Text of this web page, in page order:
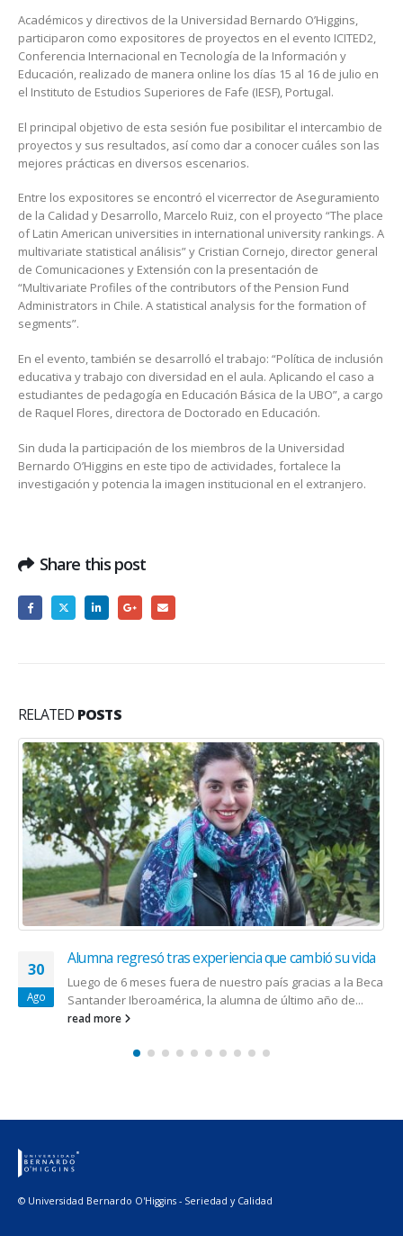
Académicos y directivos de la Universidad Bernardo O’Higgins,
participaron como expositores de proyectos en el evento ICITED2,
Conferencia Internacional en Tecnología de la Información y
Educación, realizado de manera online los días 15 al 16 de julio en
el Instituto de Estudios Superiores de Fafe (IESF), Portugal.
El principal objetivo de esta sesión fue posibilitar el intercambio de
proyectos y sus resultados, así como dar a conocer cuáles son las
mejores prácticas en diversos escenarios.
Entre los expositores se encontró el vicerrector de Aseguramiento
de la Calidad y Desarrollo, Marcelo Ruiz, con el proyecto “The place
of Latin American universities in international university rankings. A
multivariate statistical análisis” y Cristian Cornejo, director general
de Comunicaciones y Extensión con la presentación de
“Multivariate Profiles of the contributors of the Pension Fund
Administrators in Chile. A statistical analysis for the formation of
segments”.
En el evento, también se desarrolló el trabajo: “Política de inclusión
educativa y trabajo con diversidad en el aula. Aplicando el caso a
estudiantes de pedagogía en Educación Básica de la UBO”, a cargo
de Raquel Flores, directora de Doctorado en Educación.
Sin duda la participación de los miembros de la Universidad
Bernardo O’Higgins en este tipo de actividades, fortalece la
investigación y potencia la imagen institucional en el extranjero.
Share this post
RELATED POSTS
30
Ago
Alumna regresó tras experiencia que cambió su vida
Luego de 6 meses fuera de nuestro país gracias a la Beca
Santander Iberoamérica, la alumna de último año de...
read more
© Universidad Bernardo O'Higgins - Seriedad y Calidad